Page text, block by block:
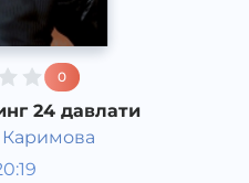
0
24 давлати
фактлар